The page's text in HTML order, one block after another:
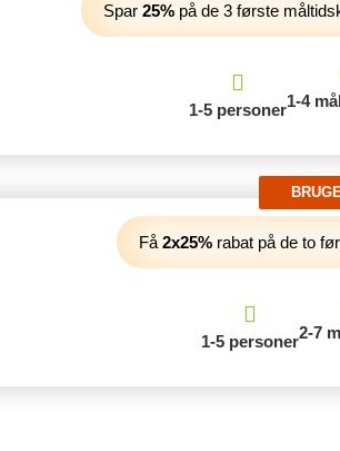
Spar 25%på de 3 første
1-5 personer1-4
Få 2x25%rabat på de to
1-5 personer2-7